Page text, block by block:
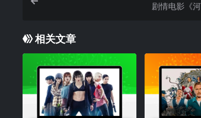
剧情电影《
相关文章